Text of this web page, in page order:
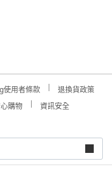
使用者條款
退換貨政策
購物
資訊安全